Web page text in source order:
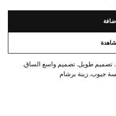
تصميم طويل. تصميم واسع الساق.
جيوب. زينة برشام